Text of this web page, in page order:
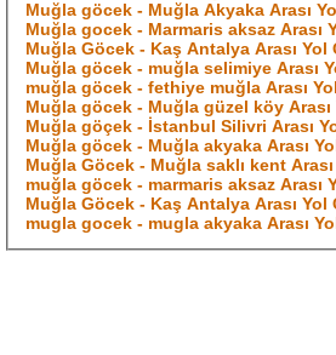
Muğla göcek - Muğla Akyaka Arası
Muğla gocek - Marmaris aksaz Arası
Muğla Göcek - Kaş Antalya Arası Yol
Muğla göcek - muğla selimiye Arası
muğla göcek - fethiye muğla Arası
Muğla göcek - Muğla güzel köy Arası
Muğla göçek - İstanbul Silivri Arası
Muğla göcek - Muğla akyaka Arası
Muğla Göcek - Muğla saklı kent
muğla göcek - marmaris aksaz Arası
Muğla Göcek - Kaş Antalya Arası Yol
mugla gocek - mugla akyaka Arası